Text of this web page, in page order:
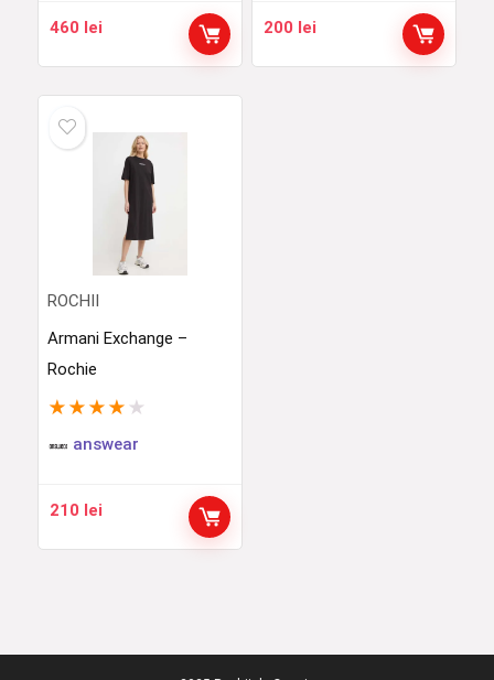
460 lei 200 lei
ROCHII
Armani Exchange –
Rochie
★ ★ ★ ★ ★
answear
210 lei